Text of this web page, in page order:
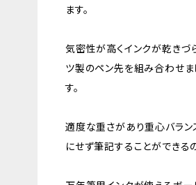
ます。
気密性が高くインクが乾きづ
ツ製のペン先を組み合わせま
す。
適度な重さがあり重心バラン
にせず筆記することができる